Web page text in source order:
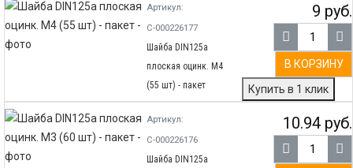
Артикул:
С-000226177
Шайба DIN125а
плоская оцинк. М4
(55 шт) - пакет
9 руб.
В КОРЗИНУ
Купить в 1 клик
Артикул:
С-000226176
Шайба DIN125а
10.94 руб.